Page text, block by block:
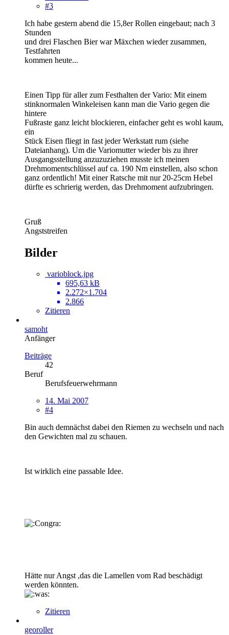
#3
Ich habe gestern abend die 15,8er Rollen eingebaut; nach 3
Stunden
und drei Flaschen Bier war Mäxchen wieder zusammen,
Testfahrten
kommen heute...
Einen Tipp für aller zum Festhalten der Vario: Mit einem
stinknormalen Winkeleisen kann man die Vario gegen die
hintere
Fußraste ganz leicht blockieren, einfacher geht es wohl kaum,
ein
Stück Eisen fliegt in fast jeder Werkstatt rum (siehe
Dateianhang). Um die Variomutter wieder bis zu ihrer
Ausgangsstellung anzuzuziehen musste ich meinen
Drehmomentschlüssel auf ca. 190 Nm einstellen, also schon
ganz ordentlich! Mit einer Ratsche mit nur 20-25cm Hebel
dürfte es schrierig werden, das Drehmoment aufzubringen.
Gruß
Angststreifen
Bilder
varioblock.jpg
695,63 kB
2.272×1.704
2.866
Zitieren
samoht
Anfänger
Beiträge
42
Beruf
Berufsfeuerwehrmann
14. Mai 2007
#4
Bin auch demnächst dabei den Riemen zu wechseln und nach
den Gewichten mal zu schauen.
Ist wirklich eine passable Idee.
Hätte nur Angst ,das die Lamellen vom Rad beschädigt
werden könnten.
Zitieren
georoller